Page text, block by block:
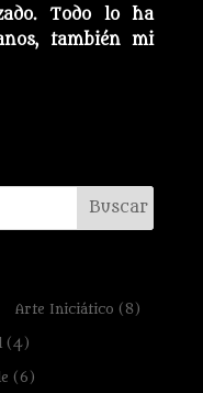
Todo lo ha
también mi
Arte Iniciático (8)
(4)
(6)